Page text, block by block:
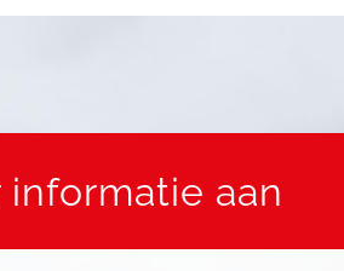
informatie aan